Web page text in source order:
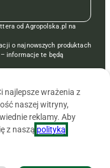
od Agropolska.pl na
o najnowszych produktach
informacje te będą
najlepsze wrażenia z
naszej witryny,
reklamy. Aby
z naszą polityką